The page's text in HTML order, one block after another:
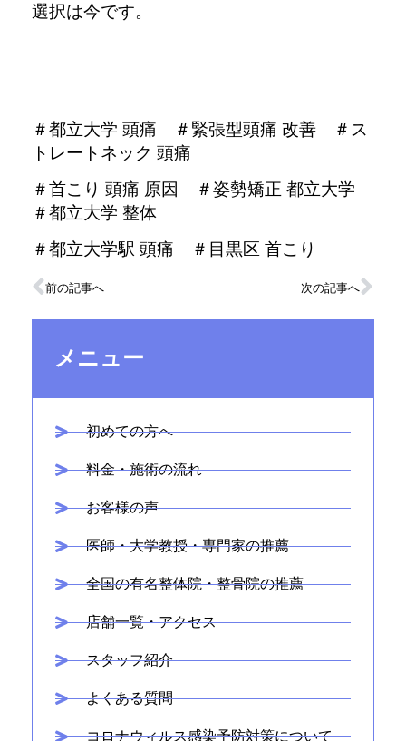
メニュー
初めての方へ
料金・施術の流れ
お客様の声
医師・大学教授・専門家の推薦
全国の有名整体院・整骨院の推薦
店舗一覧・アクセス
スタッフ紹介
よくある質問
コロナウィルス感染予防対策について
選択は今です。
＃都立大学 頭痛 ＃ 緊張型頭痛 改善 ＃ ス
トレートネック 頭痛
＃首こり 頭痛 原因 ＃姿勢矯正 都立大学
＃都立大学 整体
＃都立大学駅 頭痛 ＃ 目黒区 首こり
前の記事へ 次の記事へ